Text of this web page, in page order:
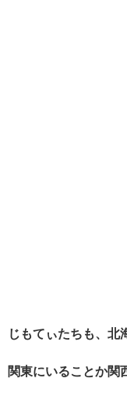
じもてぃたちも、北
関東にいることか関